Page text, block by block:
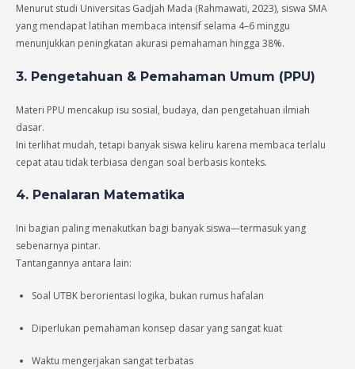
Menurut studi Universitas Gadjah Mada (Rahmawati, 2023), siswa SMA
yang mendapat latihan membaca intensif selama 4–6 minggu
menunjukkan peningkatan akurasi pemahaman hingga 38%.
3. Pengetahuan & Pemahaman Umum (PPU)
Materi PPU mencakup isu sosial, budaya, dan pengetahuan ilmiah
dasar.
Ini terlihat mudah, tetapi banyak siswa keliru karena membaca terlalu
cepat atau tidak terbiasa dengan soal berbasis konteks.
4. Penalaran Matematika
Ini bagian paling menakutkan bagi banyak siswa—termasuk yang
sebenarnya pintar.
Tantangannya antara lain:
Soal UTBK berorientasi logika, bukan rumus hafalan
Diperlukan pemahaman konsep dasar yang sangat kuat
Waktu mengerjakan sangat terbatas